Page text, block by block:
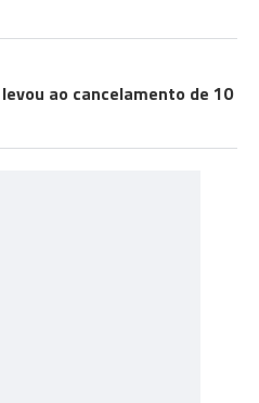
ao cancelamento de 10